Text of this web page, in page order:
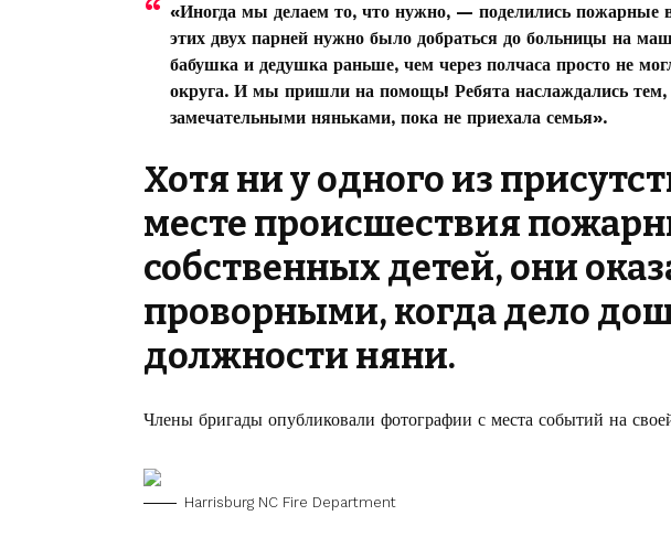
«Иногда мы делаем то, что нужно, — поделились
этих двух парней нужно было добраться до больницы на
бабушка и дедушка раньше, чем через полчаса просто не
округа. И мы пришли на помощь! Ребята наслаждались тем,
замечательными няньками, пока не приехала семья».
Хотя ни у одного из
месте происшествия
собственных детей, они
проворными, когда дело
должности няни.
Члены бригады опубликовали фотографии с места событий на
Harrisburg NC Fire Department